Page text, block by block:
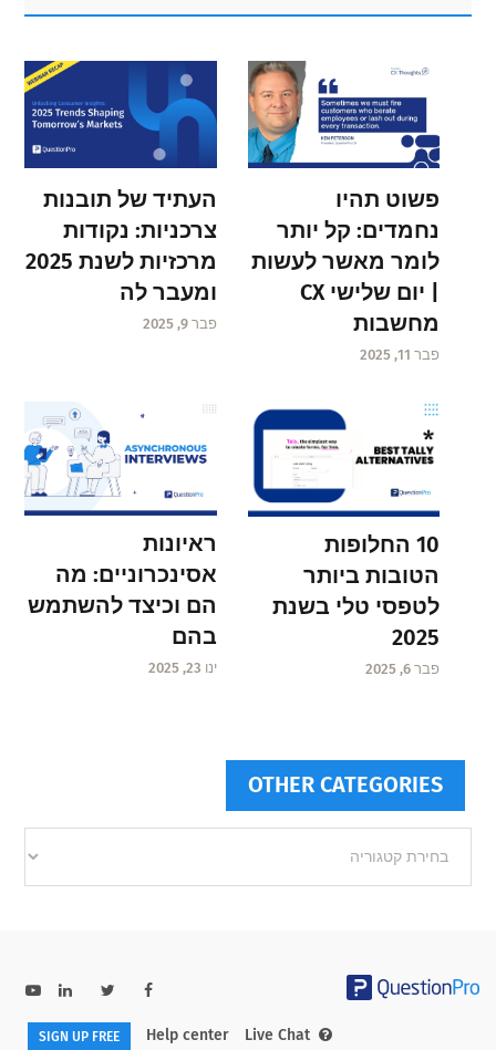
פשוט תהיו
נחמדים: קל יותר
לומר מאשר לעשות
| יום שלישי CX
מחשבות
פבר 11, 2025
העתיד של תובנות
צרכניות: נקודות
מרכזיות לשנת 2025
ומעבר לה
פבר 9, 2025
10 החלופות
הטובות ביותר
לטפסי טלי בשנת
2025
פבר 6, 2025
ראיונות
אסינכרוניים: מה
הם וכיצד להשתמש
בהם
ינו 23, 2025
OTHER CATEGORIES
categories
Help center Live Chat
SIGN UP FREE